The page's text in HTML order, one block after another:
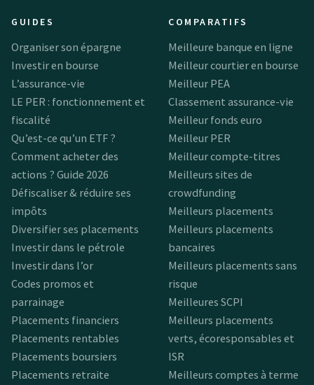
GUIDES
Organiser son épargne
Investir en bourse
L’assurance-vie
LE PER : fonctionnement et
fiscalité
Qu’est-ce qu’un ETF ?
Comment acheter des
actions ? Guide 2026
Défiscaliser & réduire ses
impôts
Diversifier ses placements
Investir dans le pétrole
Investir dans l’or
Codes promos et
parrainage
Placements financiers
Placements rentables
Placements boursiers
Placements retraite
COMPARATIFS
Meilleure banque en ligne
Meilleur courtier en bourse
Meilleur PEA
Classement assurance-vie
Meilleur fonds euro
Meilleur PER
Meilleur compte-titres
Meilleurs sites de
crowdfunding
Meilleurs placements
Meilleurs placements
bancaires
Meilleurs placements sans
risque
Meilleures SCPI
Meilleurs placements
verts, écoresponsables et
ISR
Meilleurs comptes à terme